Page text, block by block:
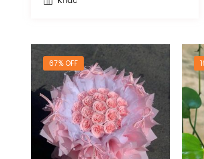
67% OFF